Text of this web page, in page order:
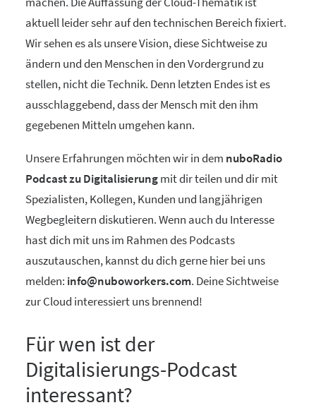
aktuell leider sehr auf den technischen Bereich fixiert.
Wir sehen es als unsere Vision, diese Sichtweise zu
ändern und den Menschen in den Vordergrund zu
stellen, nicht die Technik. Denn letzten Endes ist es
ausschlaggebend, dass der Mensch mit den ihm
gegebenen Mitteln umgehen kann.
Unsere Erfahrungen möchten wir in dem nuboRadio
Podcast zu Digitalisierungmit dir teilen und dir mit
Spezialisten, Kollegen, Kunden und langjährigen
Wegbegleitern diskutieren. Wenn auch du Interesse
hast dich mit uns im Rahmen des Podcasts
auszutauschen, kannst du dich gerne hier bei uns
melden: info@nuboworkers.com. Deine Sichtweise
zur Cloud interessiert uns brennend!
Für wen ist der
Digitalisierungs-Podcast
interessant?